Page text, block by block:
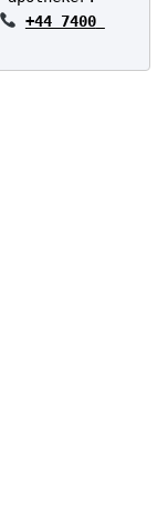
+44 7400